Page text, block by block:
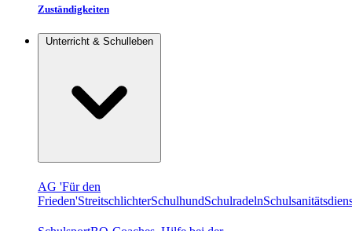
Zuständigkeiten
Unterricht & Schulleben
AG 'Für den
Frieden'StreitschlichterSchulhundSchulradeln